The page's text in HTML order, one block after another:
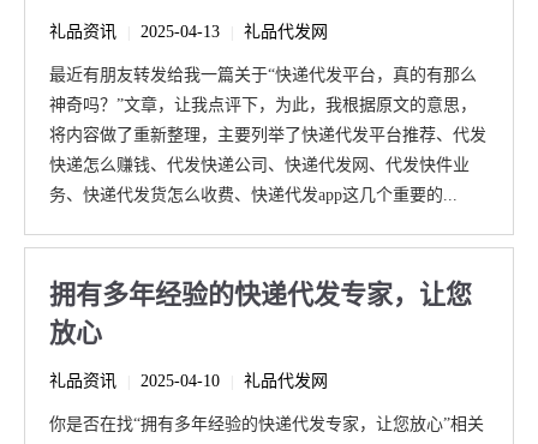
礼品资讯 2025-04-13 礼品代发网
最近有朋友转发给我一篇关于“快递代发平台，真的有那么
神奇吗？”文章，让我点评下，为此，我根据原文的意思，
将内容做了重新整理，主要列举了快递代发平台推荐、代发
快递怎么赚钱、代发快递公司、快递代发网、代发快件业
务、快递代发货怎么收费、快递代发app这几个重要的...
拥有多年经验的快递代发专家，让您
放心
礼品资讯 2025-04-10 礼品代发网
你是否在找“拥有多年经验的快递代发专家，让您放心”相关